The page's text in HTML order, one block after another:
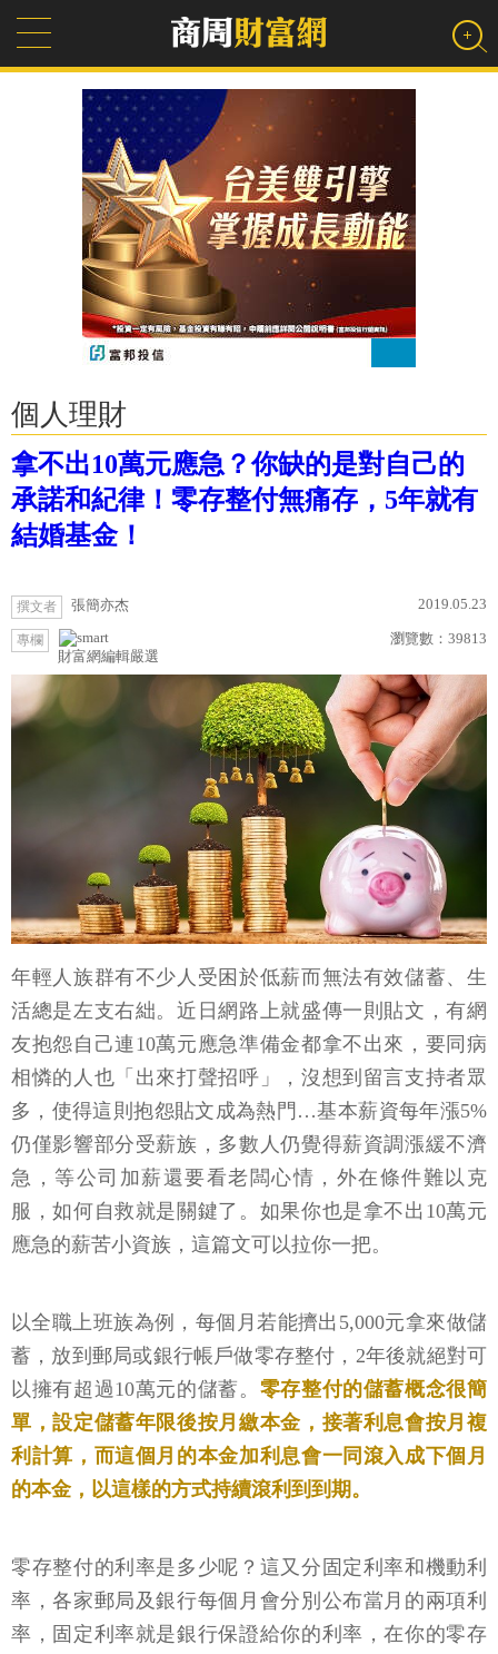
個人理財
拿不出10萬元應急？你缺的是對自己的
承諾和紀律！零存整付無痛存，5年就有
結婚基金！
撰文者 張簡亦杰 2019.05.23
專欄
財富網編輯嚴選
瀏覽數： 39813
年輕人族群有不少人受困於低薪而無法有效儲蓄、生
活總是左支右絀。近日網路上就盛傳一則貼文，有網
友抱怨自己連10萬元應急準備金都拿不出來，要同病
相憐的人也「出來打聲招呼」，沒想到留言支持者眾
多，使得這則抱怨貼文成為熱門…基本薪資每年漲5%
仍僅影響部分受薪族，多數人仍覺得薪資調漲緩不濟
急，等公司加薪還要看老闆心情，外在條件難以克
服，如何自救就是關鍵了。如果你也是拿不出10萬元
應急的薪苦小資族，這篇文可以拉你一把。
以全職上班族為例，每個月若能擠出5,000元拿來做儲
蓄，放到郵局或銀行帳戶做零存整付，2年後就絕對可
以擁有超過10萬元的儲蓄。 零存整付的儲蓄概念很簡
單，設定儲蓄年限後按月繳本金，接著利息會按月複
利計算，而這個月的本金加利息會一同滾入成下個月
的本金，以這樣的方式持續滾利到到期。
零存整付的利率是多少呢？這又分固定利率和機動利
率，各家郵局及銀行每個月會分別公布當月的兩項利
率，固定利率就是銀行保證給你的利率，在你的零存